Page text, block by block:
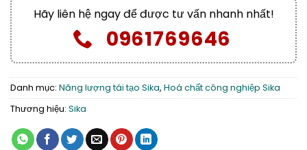
Hãy liên hệ ngay để được tư vấn nhanh nhất!
0961769646
Danh mục: Năng lượng tái tạo Sika, Hoá chất công nghiệp Sika
Thương hiệu: Sika